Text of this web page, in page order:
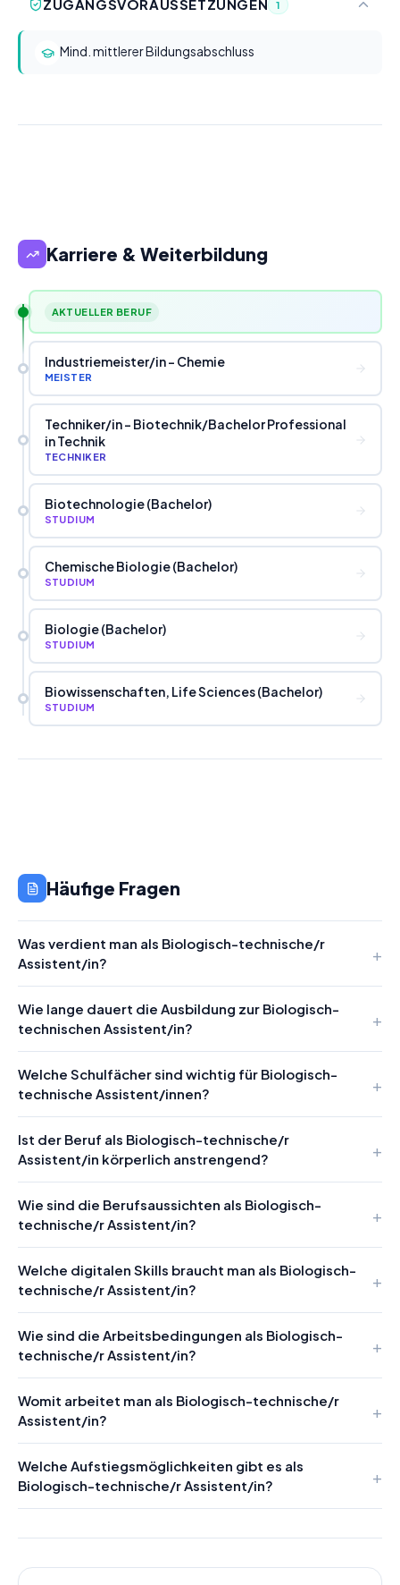
ZUGANGSVORAUSSETZUNGEN 1
Mind. mittlerer Bildungsabschluss
Karriere & Weiterbildung
AKTUELLER BERUF
Industriemeister/in - Chemie
MEISTER
Techniker/in - Biotechnik/Bachelor Professional
in Technik
TECHNIKER
Biotechnologie (Bachelor)
STUDIUM
Chemische Biologie (Bachelor)
STUDIUM
Biologie (Bachelor)
STUDIUM
Biowissenschaften, Life Sciences (Bachelor)
STUDIUM
Häufige Fragen
Was verdient man als Biologisch-technische/r
Assistent/in?
Wie lange dauert die Ausbildung zur Biologisch-
technischen Assistent/in?
Welche Schulfächer sind wichtig für Biologisch-
technische Assistent/innen?
Ist der Beruf als Biologisch-technische/r
Assistent/in körperlich anstrengend?
Wie sind die Berufsaussichten als Biologisch-
technische/r Assistent/in?
Welche digitalen Skills braucht man als Biologisch-
technische/r Assistent/in?
Wie sind die Arbeitsbedingungen als Biologisch-
technische/r Assistent/in?
Womit arbeitet man als Biologisch-technische/r
Assistent/in?
Welche Aufstiegsmöglichkeiten gibt es als
Biologisch-technische/r Assistent/in?